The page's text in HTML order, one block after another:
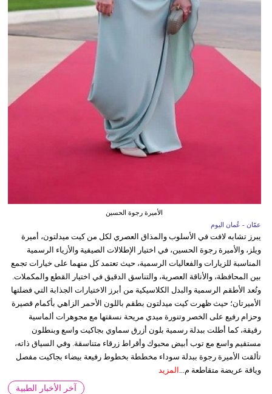
الأميرة رجوة الحسين
عمّان - عُمان اليوم
يبرز تشابه لافت في الأسلوب والمذاق العصري لكل من كيت ميدلتون، أميرة
ويلز، والأميرة رجوة الحسين، في اختيار الإطلالات الصيفية والأزياء الرسمية
المناسبة للزيارات والفعاليات الرسمية، حيث تعتمد كل منهما على خيارات تجمع
بين المحافظة، والأناقة العصرية، والتناسق الدقيق في اختيار القطع والمكملات.
وتُعد الأطقم الرسمية والبدل الكلاسيكية من أبرز الاختيارات الجذابة التي فضلتها
الأميرتان؛ حيث ظهرت كيت ميدلتون بطقم باللون الأحمر الزاهي بأكمام قصيرة
وحزام رفيع على الخصر وتنورة ميدي مريحة نسقتها مع مجوهرات ألماسية
رقيقة، كما أطلت ببدلة رسمية بلون أزرق سماوي بجاكيت واسع وبنطلون
مستقيم واسع مع توب أبيض محبوك وأقراط زرقاء متناسقة. وفي السياق ذاته،
تألقت الأميرة رجوة ببدلة سوداء مخططة بخطوط رفيعة بيضاء بجاكيت مفصل
وياقة عريضة متقاطعة م... المزيد
آخر الأخبار الطبية